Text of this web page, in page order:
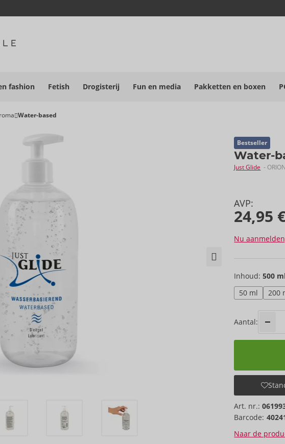
fashion Fetish Drogisterij Fun en media Pakketten en boxen
Water-based
Bestseller
Water-
Just Glide -
AVP:
24,95
Nu
Inhoud:500
50 ml
200
Aantal:
Art. nr.:
Barcode:
Naar de